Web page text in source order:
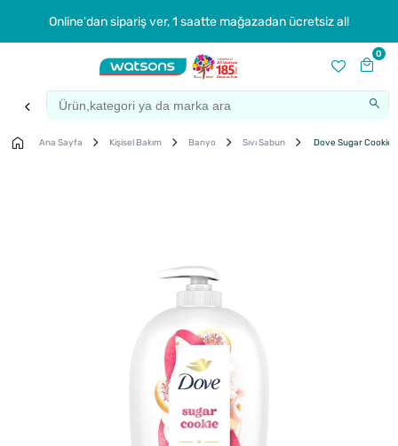
Online'dan sipariş ver, 1 saatte mağazadan ücretsiz al!
0
Ana Sayfa Kişisel Bakım Banyo Sıvı Sabun Dove Sugar Cookie